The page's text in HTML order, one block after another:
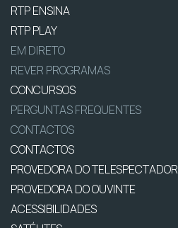
RTP ENSINA
RTP PLAY
EM DIRETO
REVER PROGRAMAS
CONCURSOS
PERGUNTAS FREQUENTES
CONTACTOS
CONTACTOS
PROVEDORA DO TELESPECTADOR
PROVEDORA DO OUVINTE
ACESSIBILIDADES